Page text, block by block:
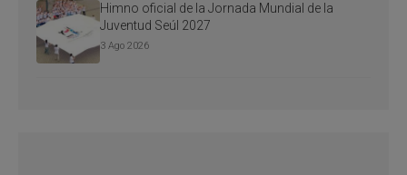
Himno oficial de la Jornada Mundial de la
Juventud Seúl 2027
3 Ago 2026